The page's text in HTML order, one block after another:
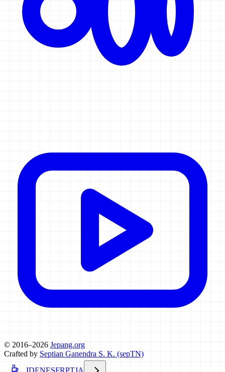
© 2016–2026 Jepang.org
Crafted by Septian Ganendra S. K. (sepTN)